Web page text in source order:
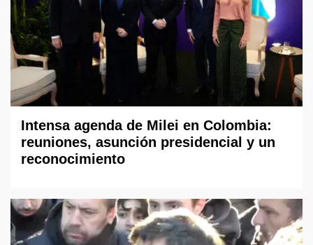
Intensa agenda de Milei en Colombia:
reuniones, asunción presidencial y un
reconocimiento